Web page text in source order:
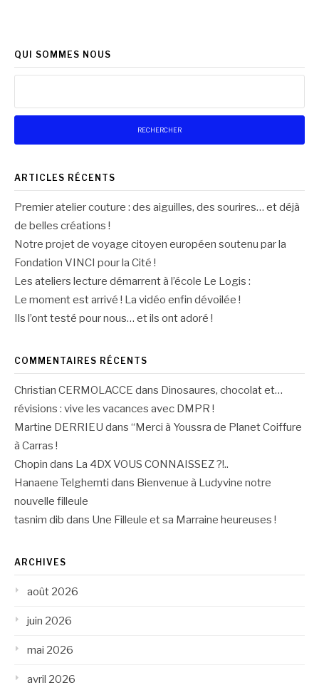
QUI SOMMES NOUS
ARTICLES RÉCENTS
Premier atelier couture : des aiguilles, des sourires… et déjà
de belles créations !
Notre projet de voyage citoyen européen soutenu par la
Fondation VINCI pour la Cité !
Les ateliers lecture démarrent à l’école Le Logis :
Le moment est arrivé ! La vidéo enfin dévoilée !
Ils l’ont testé pour nous… et ils ont adoré !
COMMENTAIRES RÉCENTS
Christian CERMOLACCE dans Dinosaures, chocolat et…
révisions : vive les vacances avec DMPR !
Martine DERRIEU dans “Merci à Youssra de Planet Coiffure
à Carras !
Chopin dans La 4DX VOUS CONNAISSEZ ?!..
Hanaene Telghemti dans Bienvenue à Ludyvine notre
nouvelle filleule
tasnim dib dans Une Filleule et sa Marraine heureuses !
ARCHIVES
août 2026
juin 2026
mai 2026
avril 2026